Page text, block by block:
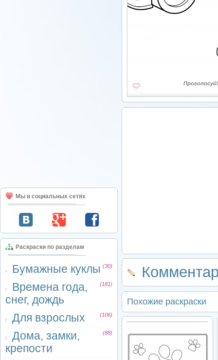
Мы в социальных сетях
Раскраски по разделам
Бумажные куклы (30)
Времена года,
снег, дождь
(181)
Для взрослых (106)
Дома, замки,
крепости
(88)
Проголосуй!
Похожие раскраски